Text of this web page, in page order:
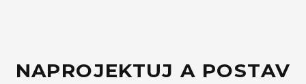
NAPROJEKTUJ A POSTAV